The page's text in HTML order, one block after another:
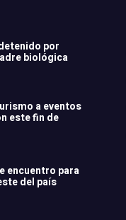
por
biológica
a eventos
este fin de
encuentro para
del país